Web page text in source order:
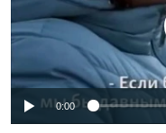
No media
0:00